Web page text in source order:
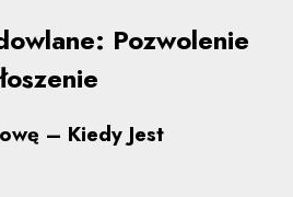
Pozwolenie
– Kiedy Jest